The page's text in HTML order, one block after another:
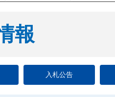
報
入札公告